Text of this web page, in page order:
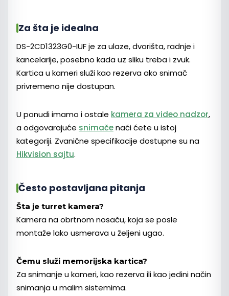
Za šta je idealna
DS-2CD1323G0-IUF je za ulaze, dvorišta, radnje i
kancelarije, posebno kada uz sliku treba i zvuk.
Kartica u kameri služi kao rezerva ako snimač
privremeno nije dostupan.
U ponudi imamo i ostale kamera za video nadzor,
a odgovarajuće snimačenaći ćete u istoj
kategoriji. Zvanične specifikacije dostupne su na
Hikvision sajtu.
Često postavljana pitanja
Šta je turret kamera?
Kamera na obrtnom nosaču, koja se posle
montaže lako usmerava u željeni ugao.
Čemu služi memorijska kartica?
Za snimanje u kameri, kao rezerva ili kao jedini način
snimanja u malim sistemima.